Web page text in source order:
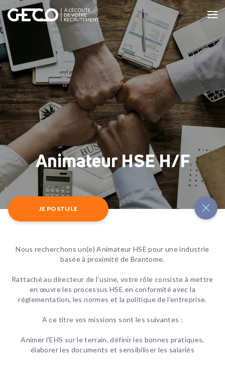
Animateur HSE H/F
JE POSTULE
Nous recherchons un(e) Animateur HSE pour une industrie
basée à proximité de Brantome.
Rattaché au directeur de l’usine, votre rôle consiste à mettre
en œuvre les processus HSE en conformité avec la
réglementation, les normes et la politique de l’entreprise.
A ce titre vos missions sont les suivantes :
Animer l’EHS sur le terrain, définir les bonnes pratiques,
élaborer les documents et sensibiliser les salariés